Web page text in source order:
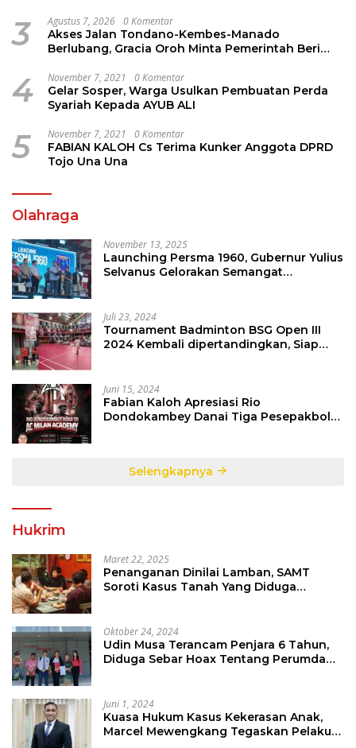
3 Agustus 7, 2026 0 Komentar
Akses Jalan Tondano-Kembes-Manado
Berlubang, Gracia Oroh Minta Pemerintah Beri
4 November 7, 2021 0 Komentar
Gelar Sosper, Warga Usulkan Pembuatan Perda
Syariah Kepada AYUB ALI
5 November 7, 2021 0 Komentar
FABIAN KALOH Cs Terima Kunker Anggota DPRD
Tojo Una Una
Olahraga
November 13, 2025
Launching Persma 1960, Gubernur Yulius
Selvanus Gelorakan Semangat
Juli 23, 2024
Tournament Badminton BSG Open III
2024 Kembali dipertandingkan, Siap
Juni 15, 2024
Fabian Kaloh Apresiasi Rio
Dondokambey Danai Tiga Pesepakbola
Selengkapnya
Hukrim
Maret 22, 2025
Penanganan Dinilai Lamban, SAMT
Soroti Kasus Tanah Yang Diduga
Oktober 24, 2024
Udin Musa Terancam Penjara 6 Tahun,
Diduga Sebar Hoax Tentang Perumda
Juni 1, 2024
Kuasa Hukum Kasus Kekerasan Anak,
Marcel Mewengkang Tegaskan Pelaku